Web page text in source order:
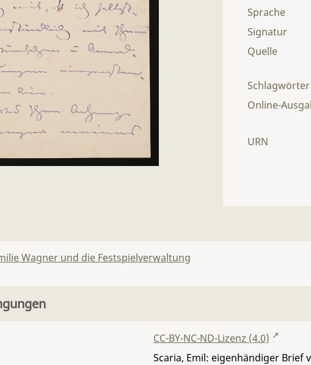
Sprache
Signatur
Quelle
Schlagwörter
Online-
URN
Wagner und die Festspielverwaltung
CC-BY-NC-ND-Lizenz (4.0)
Scaria, Emil: eigenhändiger Brief